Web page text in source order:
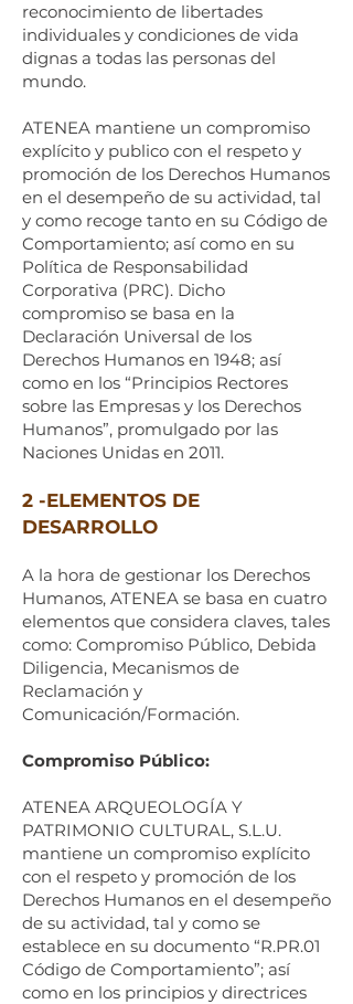
reconocimiento de libertades
individuales y condiciones de vida
dignas a todas las personas del
mundo.
ATENEA mantiene un compromiso
explícito y publico con el respeto y
promoción de los Derechos Humanos
en el desempeño de su actividad, tal
y como recoge tanto en su Código de
Comportamiento; así como en su
Política de Responsabilidad
Corporativa (PRC). Dicho
compromiso se basa en la
Declaración Universal de los
Derechos Humanos en 1948; así
como en los “Principios Rectores
sobre las Empresas y los Derechos
Humanos”, promulgado por las
Naciones Unidas en 2011.
2 -ELEMENTOS DE
DESARROLLO
A la hora de gestionar los Derechos
Humanos, ATENEA se basa en cuatro
elementos que considera claves, tales
como: Compromiso Público, Debida
Diligencia, Mecanismos de
Reclamación y
Comunicación/Formación.
Compromiso Público:
ATENEA ARQUEOLOGÍA Y
PATRIMONIO CULTURAL, S.L.U.
mantiene un compromiso explícito
con el respeto y promoción de los
Derechos Humanos en el desempeño
de su actividad, tal y como se
establece en su documento “R.PR.01
Código de Comportamiento”; así
como en los principios y directrices